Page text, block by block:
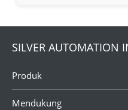
SILVER AUTOMATION
Produk
Mendukung